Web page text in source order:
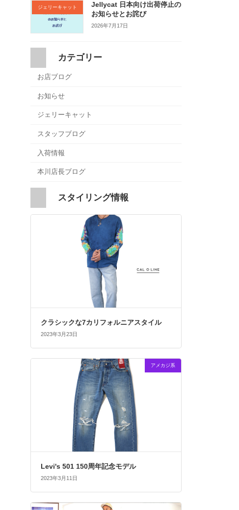
ジェリーキャット
Jellycat 日本向け出荷停止の
お知らせとお詫び
2026年7月17日
カテゴリー
お店ブログ
お知らせ
ジェリーキャット
スタッフブログ
入荷情報
本川店長ブログ
スタイリング情報
クラシックな7カリフォルニアスタイル
2023年3月23日
アメカジ系
Levi's 501 150周年記念モデル
2023年3月11日